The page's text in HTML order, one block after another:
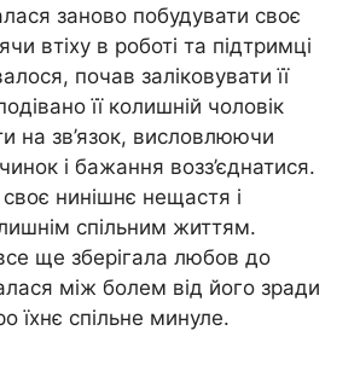
заново побудувати своє
втіху в роботі та підтримці
почав заліковувати її
її колишній чоловік
на зв’язок, висловлюючи
і бажання возз’єднатися.
своє нинішнє нещастя і
спільним життям.
ще зберігала любов до
між болем від його зради
їхнє спільне минуле.